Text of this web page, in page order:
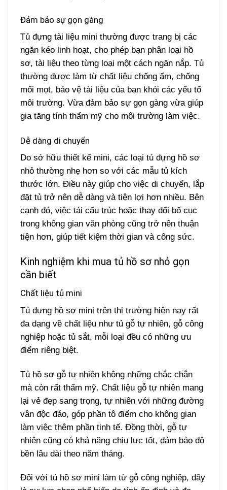
Đảm bảo sự gọn gàng
Tủ đựng tài liệu mini thường được trang bị các
ngăn kéo linh hoạt, cho phép bạn phân loại hồ
sơ, tài liệu theo từng loại một cách ngăn nắp. Tủ
thường được làm từ chất liệu chống ẩm, chống
mối mọt, bảo vệ tài liệu của bạn khỏi các yếu tố
môi trường. Vừa đảm bảo sự gọn gàng vừa giúp
gia tăng tính thẩm mỹ cho môi trường làm việc.
Dễ dàng di chuyển
Do sở hữu thiết kế mini, các loại tủ đựng hồ sơ
nhỏ thường nhẹ hơn so với các mẫu tủ kích
thước lớn. Điều này giúp cho việc di chuyển, lắp
đặt tủ trở nên dễ dàng và tiện lợi hơn nhiều. Bên
cạnh đó, việc tái cấu trúc hoặc thay đổi bố cục
trong không gian văn phòng cũng trở nên thuận
tiện hơn, giúp tiết kiệm thời gian và công sức.
Kinh nghiệm khi mua tủ hồ sơ nhỏ gọn
cần biết
Chất liệu tủ mini
Tủ đựng hồ sơ mini trên thị trường hiện nay rất
đa dạng về chất liệu như tủ gỗ tự nhiên, gỗ công
nghiệp hoặc tủ sắt, mỗi loại đều có những ưu
điểm riêng biệt.
Tủ hồ sơ gỗ tự nhiên không những chắc chắn
mà còn rất thẩm mỹ. Chất liệu gỗ tự nhiên mang
lại vẻ đẹp sang trọng, tự nhiên với những đường
vân độc đáo, góp phần tô điểm cho không gian
làm việc thêm phần tinh tế. Đồng thời, gỗ tự
nhiên cũng có khả năng chịu lực tốt, đảm bảo độ
bền lâu dài theo năm tháng.
Đối với tủ hồ sơ mini làm từ gỗ công nghiệp, đây